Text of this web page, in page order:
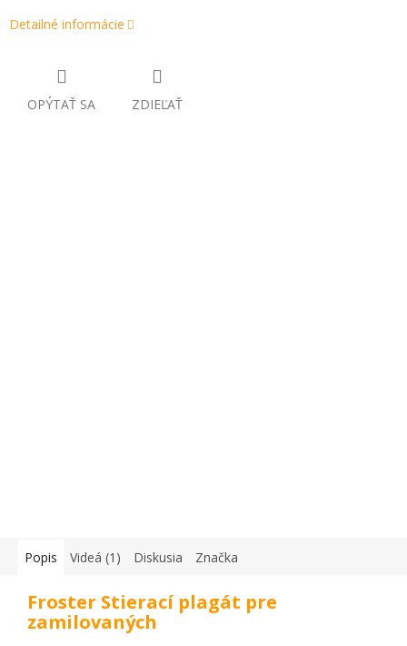
Detailné informácie
OPÝTAŤ SA ZDIEĽAŤ
Popis Videá (1) Diskusia Značka
Froster Stierací plagát pre
zamilovaných